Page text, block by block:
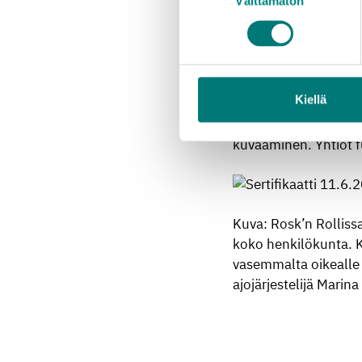
Kiellä
Näiden toimijoiden
vuonna2014
tavoitteet,
yhtenäistämisen
tarkastuskierrokset.
kuvaaminen.Yhtiöt
Kuva: Rosk’n
koko henkilökunta.
vasemmalta
ajojärjestelijä